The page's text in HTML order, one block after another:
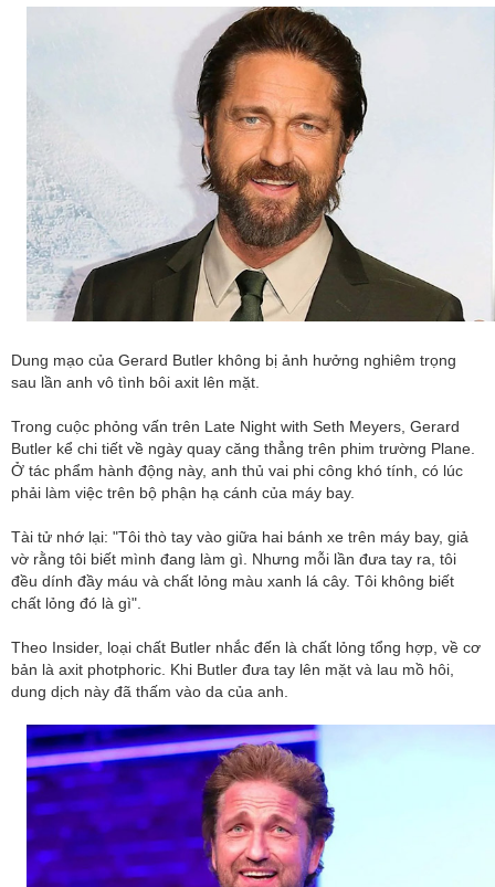
Dung mạo của Gerard Butler không bị ảnh hưởng nghiêm trọng
sau lần anh vô tình bôi axit lên mặt.
Trong cuộc phỏng vấn trên Late Night with Seth Meyers, Gerard
Butler kể chi tiết về ngày quay căng thẳng trên phim trường Plane.
Ở tác phẩm hành động này, anh thủ vai phi công khó tính, có lúc
phải làm việc trên bộ phận hạ cánh của máy bay.
Tài tử nhớ lại: "Tôi thò tay vào giữa hai bánh xe trên máy bay, giả
vờ rằng tôi biết mình đang làm gì. Nhưng mỗi lần đưa tay ra, tôi
đều dính đầy máu và chất lỏng màu xanh lá cây. Tôi không biết
chất lỏng đó là gì".
Theo Insider, loại chất Butler nhắc đến là chất lỏng tổng hợp, về cơ
bản là axit photphoric. Khi Butler đưa tay lên mặt và lau mồ hôi,
dung dịch này đã thấm vào da của anh.